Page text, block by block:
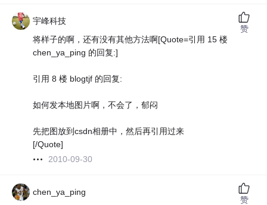
宇峰科技
将样子的啊，还有没有其他方法啊[Quote=引用 15 楼
chen_ya_ping 的回复:]
引用 8 楼 blogtjf 的回复:
如何发本地图片啊，不会了，郁闷
先把图放到csdn相册中，然后再引用过来
[/Quote]
2010-09-30
赞
chen_ya_ping
赞